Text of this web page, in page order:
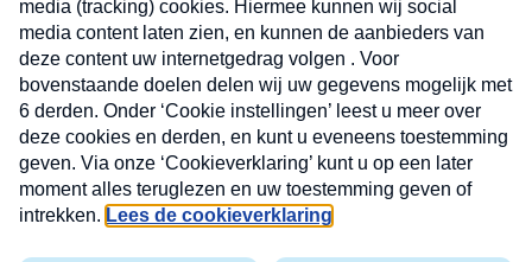
MAX
Cookieverklaring
Kwetsbaarheid
X
Nieuwsbrief
Neem hier een gratis abonnement op de MAX
Consumenten nieuwsbrief. Elke maandag en
donderdag in uw mailbox.